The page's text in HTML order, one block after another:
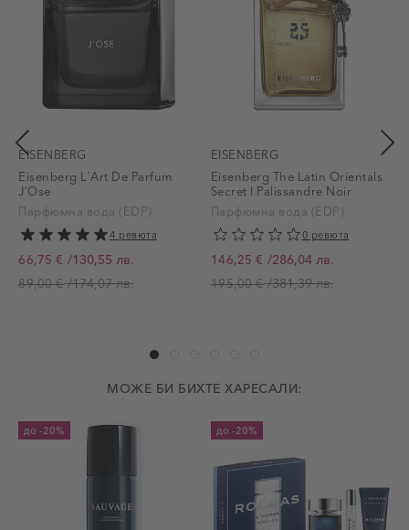
EISENBERG
Eisenberg L`Art De Parfum
J’Ose
Парфюмна вода (EDP)
4 ревюта
От
66,75 € /130,55 лв.
89,00 €/174,07 лв.
EISENBERG
Eisenberg The Latin Orientals
Secret I Palissandre Noir
Парфюмна вода (EDP)
0 ревюта
От
146,25 € /286,04 лв.
195,00 €/381,39 лв.
МОЖЕ БИ БИХТЕ ХАРЕСАЛИ:
до -20% до -20%